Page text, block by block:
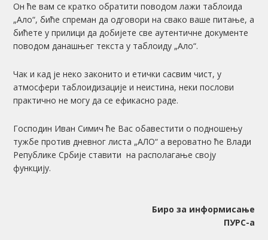
Он ће вам се кратко обратити поводом лажи таблоида
„Ало“, биће спреман да одговори на свако ваше питање, а
бићете у прилици да добијете све аутентичне документе
поводом данашњег текста у таблоиду „Ало“.
Чак и кад је неко законито и етички сасвим чист, у
атмосфери таблоидизације и неистина, неки послови
практично не могу да се ефикасно раде.
Господин Иван Симич ће Вас обавестити о подношењу
тужбе против дневног листа „АЛО“ а вероватно ће Влади
Републике Србије ставити на располагање своју
функцију.
Биро за информисање
ПУРС-а